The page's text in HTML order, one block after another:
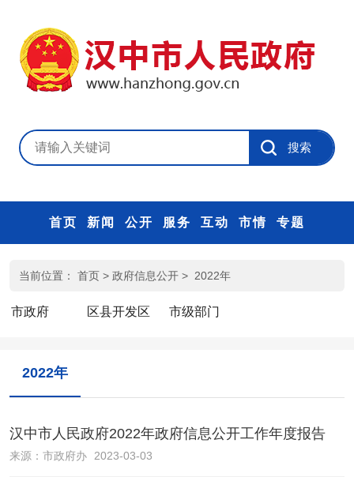
首页 新闻 公开 服务 互动 市情 专题
当前位置： 首页 > 政府信息公开 > 2022年
市政府 区县开发区 市级部门
2022年
汉中市人民政府2022年政府信息公开工作年度报告
来源： 市政府办 2023-03-03